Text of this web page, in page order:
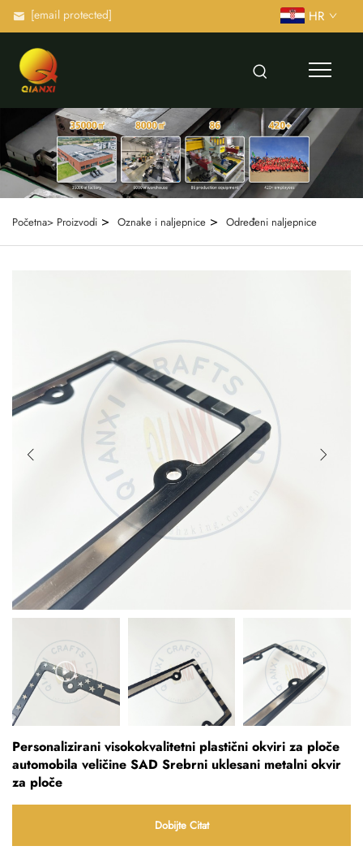
[email protected] HR
Početna> Proizvodi > Oznake i naljepnice > Određeni naljepnice
Personalizirani visokokvalitetni plastični okviri za ploče
automobila veličine SAD Srebrni uklesani metalni okvir
za ploče
Dobijte Citat